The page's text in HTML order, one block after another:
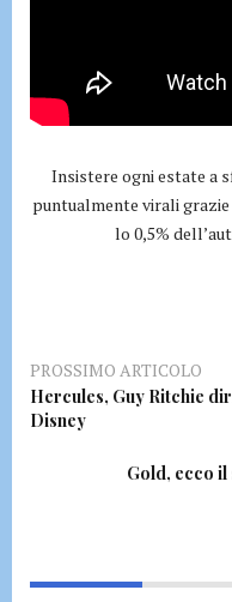
Insistere ogni estate a
puntualmente virali
lo 0,5%
PROSSIMO ARTICOLO
Hercules, Guy Ritchie
Disney
Gold, ecco